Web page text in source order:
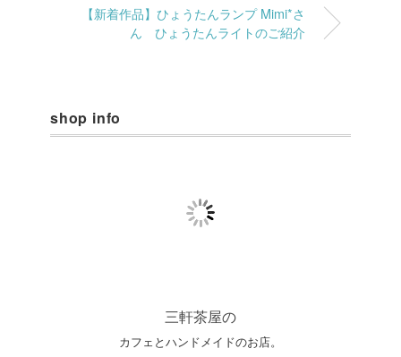
【新着作品】ひょうたんランプ Mimi*さ
ん ひょうたんライトのご紹介
shop info
三軒茶屋の
カフェとハンドメイドのお店。